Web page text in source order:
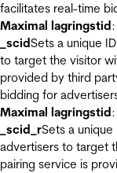
facilitates real-time
Maximal lagringstid
_scidSets a unique
to target the visitor
provided by third
bidding for
Maximal lagringstid
_scid_rSets a
advertisers to target
pairing service is